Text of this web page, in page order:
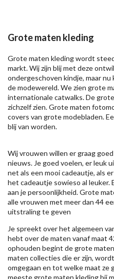
Grote maten kleding
Grote maten kleding wordt
markt. Wij zijn blij met deze
ondergeschoven kindje, maar
de modewereld. We zien grote
internationale catwalks. De
zichzelf zien. Grote maten
covers van grote modebladen.
blij van worden.
Wij vrouwen willen er graag
nieuws. Je goed voelen, er leuk
net als een mooi cadeautje, als
het cadeautje sowieso al
aan je persoonlijkheid. Grote
alle vrouwen met meer dan 44
uitstraling te geven
Je spreekt over het algemeen
hebt over de maten vanaf maat
ophouden begint de grote
maten collecties die er zijn,
omgegaan en tot welke maat ze
meeste grote maten kleding bij